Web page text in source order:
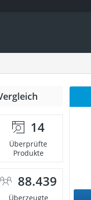
14
Überprüfte
Produkte
88.439
Überzeugte